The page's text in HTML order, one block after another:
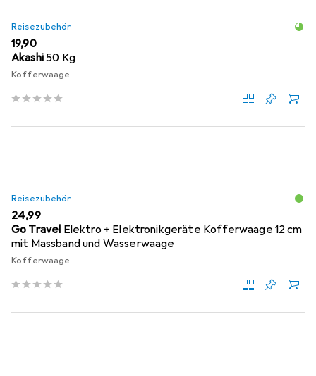
Reisezubehör
EUR
19,90
Akashi50 Kg
Kofferwaage
Reisezubehör
EUR
24,99
Go Travel Elektro + Elektronikgeräte Kofferwaage 12 cm
mit Massband und Wasserwaage
Kofferwaage